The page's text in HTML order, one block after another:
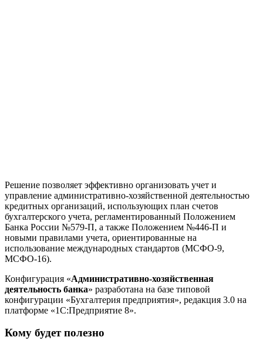
Решение позволяет эффективно организовать учет и
управление административно-хозяйственной деятельностью
кредитных организаций, использующих план счетов
бухгалтерского учета, регламентированный Положением
Банка России №579-П, а также Положением №446-П и
новыми правилами учета, ориентированные на
использование международных стандартов (МСФО-9,
МСФО-16).
Конфигурация «Административно-хозяйственная
деятельность банка» разработана на базе типовой
конфигурации «Бухгалтерия предприятия», редакция 3.0 на
платформе «1С:Предприятие 8».
Кому будет полезно